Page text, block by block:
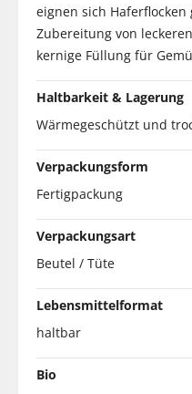
eignen sich
Zubereitung von
kernige Füllung für
Haltbarkeit & Lagerung
Wärmegeschützt und
Verpackungsform
Fertigpackung
Verpackungsart
Beutel / Tüte
Lebensmittelformat
haltbar
Bio